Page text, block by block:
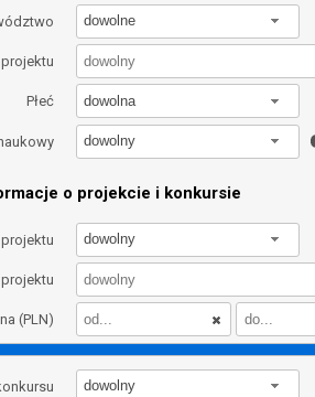
dowolne
Płeć dowolna
dowolny
o projekcie i konkursie
dowolny
projektu
(PLN)
dowolny